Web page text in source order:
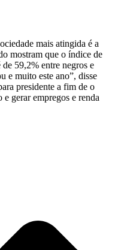
mais atingida é a
mostram que o índice de
59,2% entre negros e
e muito este ano”, disse
presidente a fim de o
gerar empregos e renda